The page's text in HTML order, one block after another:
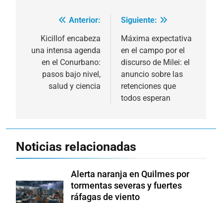
Navegación
entradas
Anterior:
Kicillof encabeza
una intensa agenda
en el Conurbano:
pasos bajo nivel,
salud y ciencia
Siguiente:
Máxima expectativa
en el campo por el
discurso de Milei: el
anuncio sobre las
retenciones que
todos esperan
Noticias relacionadas
Alerta naranja en Quilmes por
tormentas severas y fuertes
ráfagas de viento